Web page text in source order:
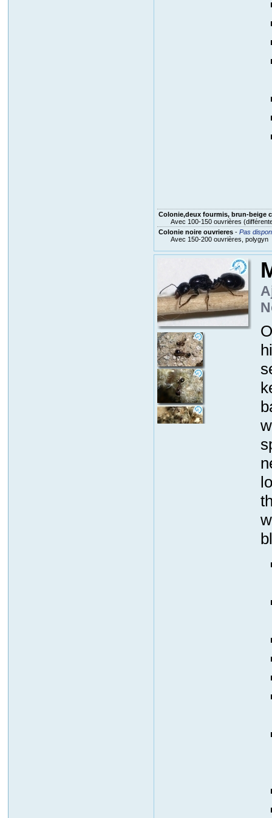
Colonie,deux fourmis, brun-beige
Avec 100-150 ouvrières
Colonie noire ouvrieres- Pas
Avec 150-200 ouvrières, polygyn